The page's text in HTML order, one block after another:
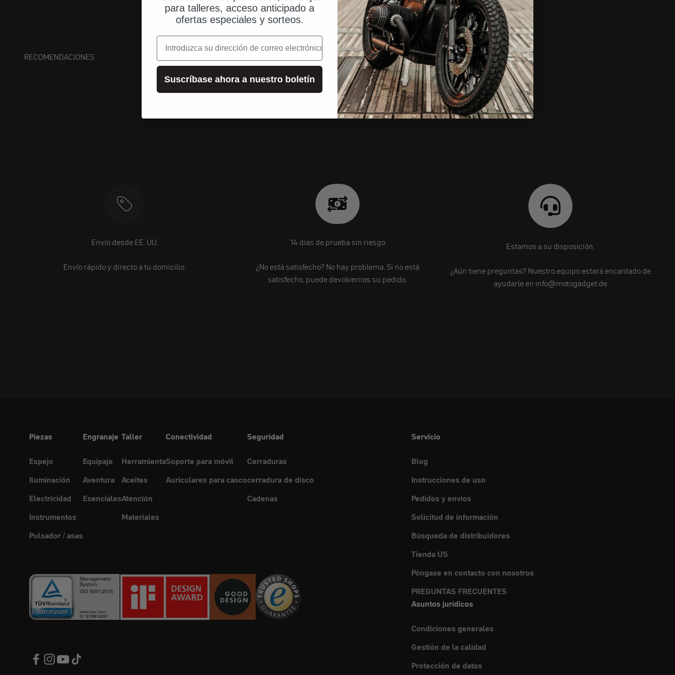
RECOMENDACIONES
Envío desde EE. UU.
Envío rápido y directo a tu domicilio.
14 días de prueba sin riesgo
¿No está satisfecho? No hay problema. Si no está
satisfecho, puede devolvernos su pedido.
Estamos a su disposición.
¿Aún tiene preguntas? Nuestro equipo estará encantado de
ayudarle en info@motogadget.de
Piezas
Espejo
Iluminación
Electricidad
Instrumentos
Pulsador / asas
Engranaje
Equipaje
Aventura
Esenciales
Taller
Herramienta
Aceites
Atención
Materiales
Conectividad
Soporte para móvil
Auriculares para casco
Seguridad
Cerraduras
cerradura de disco
Cadenas
Servicio
Blog
Instrucciones de uso
Pedidos y envíos
Solicitud de información
Búsqueda de distribuidores
Tienda US
Póngase en contacto con nosotros
PREGUNTAS FRECUENTES
Asuntos jurídicos
Condiciones generales
Gestión de la calidad
Protección de datos
para talleres, acceso anticipado a
ofertas especiales y sorteos.
correo electrónico
Suscríbase ahora a nuestro boletín